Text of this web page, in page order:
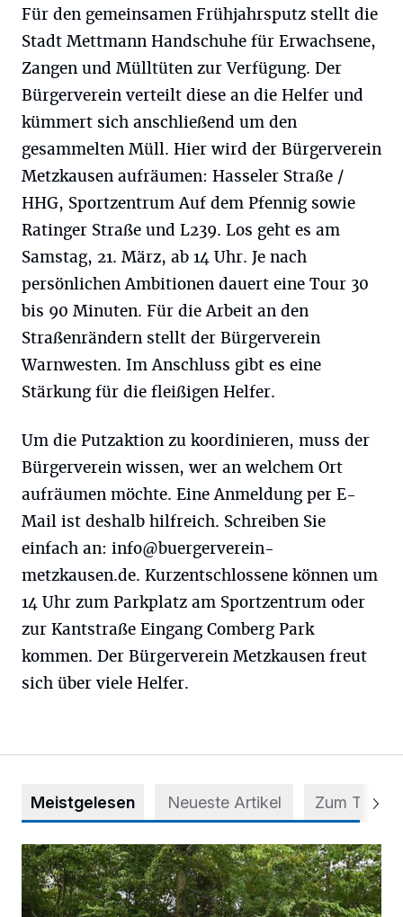
Für den gemeinsamen Frühjahrsputz stellt die
Stadt Mettmann Handschuhe für Erwachsene,
Zangen und Mülltüten zur Verfügung. Der
Bürgerverein verteilt diese an die Helfer und
kümmert sich anschließend um den
gesammelten Müll. Hier wird der Bürgerverein
Metzkausen aufräumen: Hasseler Straße /
HHG, Sportzentrum Auf dem Pfennig sowie
Ratinger Straße und L239. Los geht es am
Samstag, 21. März, ab 14 Uhr. Je nach
persönlichen Ambitionen dauert eine Tour 30
bis 90 Minuten. Für die Arbeit an den
Straßenrändern stellt der Bürgerverein
Warnwesten. Im Anschluss gibt es eine
Stärkung für die fleißigen Helfer.
Um die Putzaktion zu koordinieren, muss der
Bürgerverein wissen, wer an welchem Ort
aufräumen möchte. Eine Anmeldung per E-
Mail ist deshalb hilfreich. Schreiben Sie
einfach an: info@buergerverein-
metzkausen.de. Kurzentschlossene können um
14 Uhr zum Parkplatz am Sportzentrum oder
zur Kantstraße Eingang Comberg Park
kommen. Der Bürgerverein Metzkausen freut
sich über viele Helfer.
Meistgelesen Neueste Artikel Zum Thema
Aus Grau wird Haltung